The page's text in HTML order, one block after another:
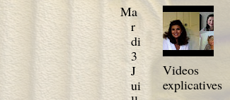
Ma
r
di
3
J
ui
Videos
explicatives